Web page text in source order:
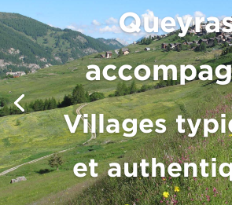
Villages
et